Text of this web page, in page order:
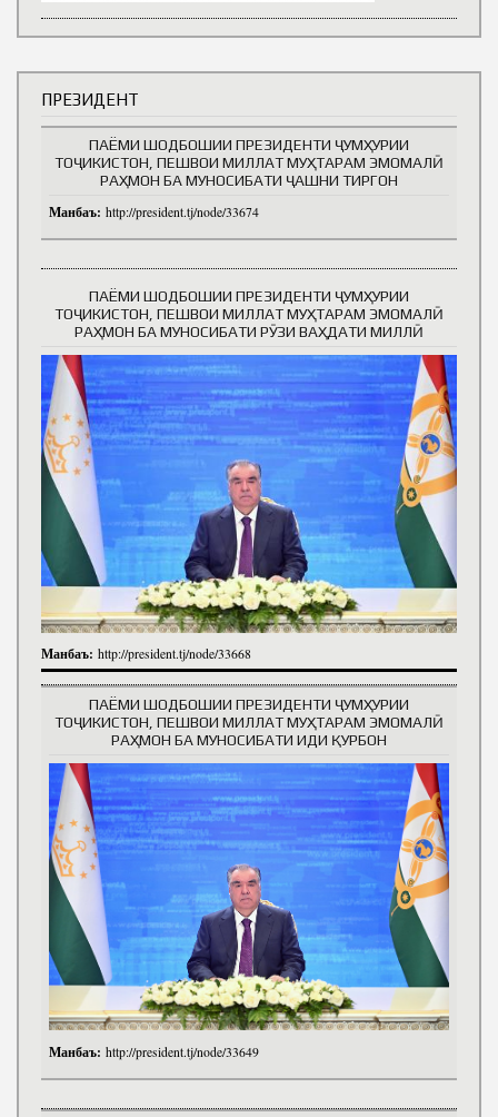
ПРЕЗИДЕНТ
ПАЁМИ ШОДБОШИИ ПРЕЗИДЕНТИ ҶУМҲУРИИ
ТОҶИКИСТОН, ПЕШВОИ МИЛЛАТ МУҲТАРАМ ЭМОМАЛӢ
РАҲМОН БА МУНОСИБАТИ ҶАШНИ ТИРГОН
Манбаъ: http://president.tj/node/33674
ПАЁМИ ШОДБОШИИ ПРЕЗИДЕНТИ ҶУМҲУРИИ
ТОҶИКИСТОН, ПЕШВОИ МИЛЛАТ МУҲТАРАМ ЭМОМАЛӢ
РАҲМОН БА МУНОСИБАТИ РӮЗИ ВАҲДАТИ МИЛЛӢ
Манбаъ: http://president.tj/node/33668
ПАЁМИ ШОДБОШИИ ПРЕЗИДЕНТИ ҶУМҲУРИИ
ТОҶИКИСТОН, ПЕШВОИ МИЛЛАТ МУҲТАРАМ ЭМОМАЛӢ
РАҲМОН БА МУНОСИБАТИ ИДИ ҚУРБОН
Манбаъ: http://president.tj/node/33649